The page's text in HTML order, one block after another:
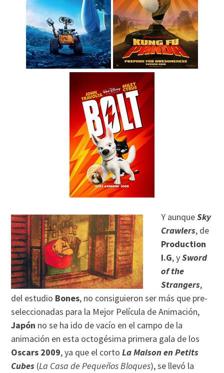
Y aunqueSky
Crawlers, de
Production
I.G, ySword
of the
Strangers,
del estudio Bones, no consiguieron ser más que pre-
seleccionadas para la Mejor Película de Animación,
Japón no se ha ido de vacío en el campo de la
animación en esta octogésima primera gala de los
Oscars 2009, ya que el cortoLa Maison en Petits
Cubes (La Casa de Pequeños Bloques), se llevó la